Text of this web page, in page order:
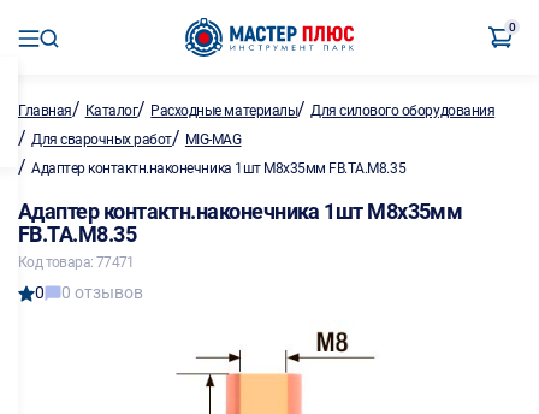
0
Главная/ Каталог/ Расходные материалы/Для силового оборудования
/ Для сварочных работ/ MIG-MAG
/ Адаптер контактн.наконечника 1шт M8х35мм FB.TA.M8.35
Адаптер контактн.наконечника 1шт M8х35мм
FB.TA.M8.35
Код товара: 77471
0 0 отзывов